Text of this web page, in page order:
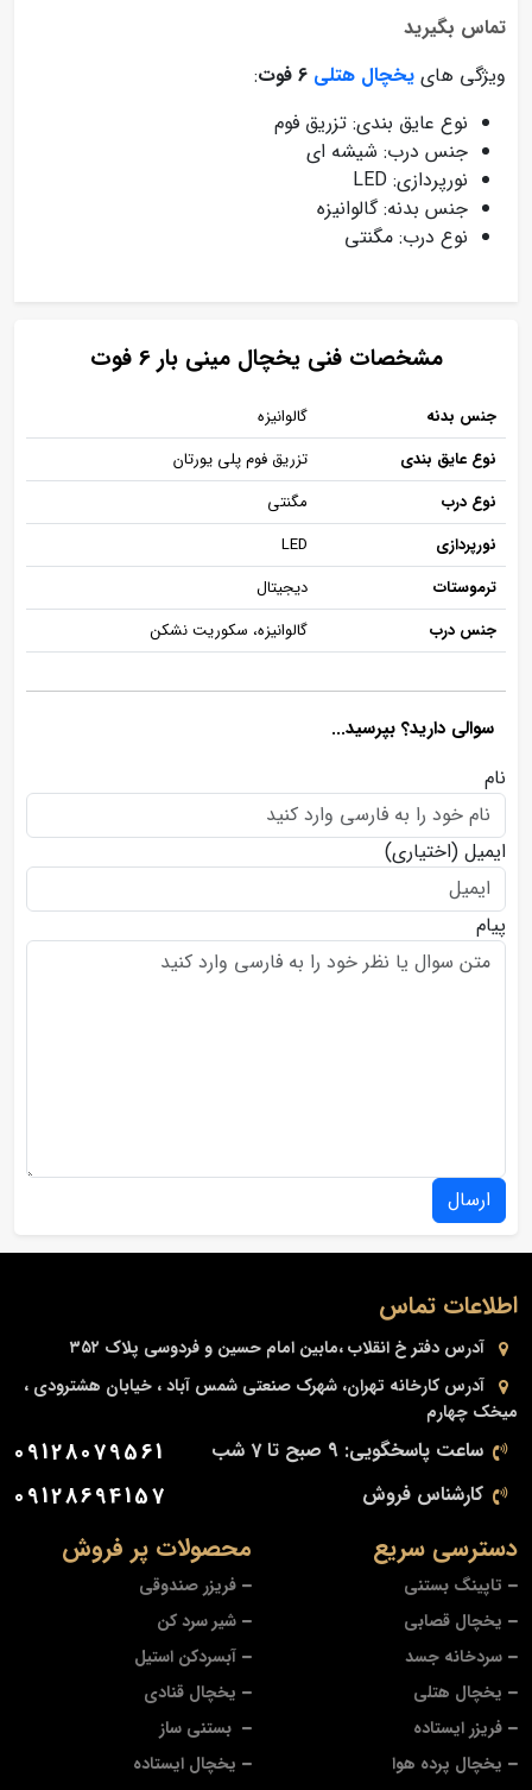
تماس بگیرید
ویژگی های یخچال هتلی
:
نوع عایق بندی: تزریق فوم
جنس درب: شیشه ای
نورپردازی: LED
جنس بدنه: گالوانیزه
نوع درب: مگنتی
مشخصات فنی یخچال مینی بار 6 فوت
جنس بدنه
گالوانیزه
نوع عایق بندی
تزریق فوم پلی یورتان
نوع درب
مگنتی
نورپردازی
LED
ترموستات
دیجیتال
جنس درب
گالوانیزه، سکوریت نشکن
سوالی دارید؟ بپرسید...
نام
ایمیل (اختیاری)
پیام
ارسال
محصولات پر فروش
فریزر صندوقی
شیر سرد کن
آبسردکن استیل
یخچال قنادی
بستنی ساز
یخچال ایستاده
دسترسی سریع
تاپینگ بستنی
یخچال قصابی
سردخانه جسد
یخچال هتلی
فریزر ایستاده
یخچال پرده هوا
اطلاعات تماس
آدرس دفتر خ انقلاب ،مابین امام حسین و فردوسی پلاک ۳۵۲
آدرس کارخانه تهران، شهرک صنعتی شمس آباد ، خیابان هشترودی ،
میخک چهارم
ساعت پاسخگویی: 9 صبح تا 7 شب 09128079561
کارشناس فروش 09128694157